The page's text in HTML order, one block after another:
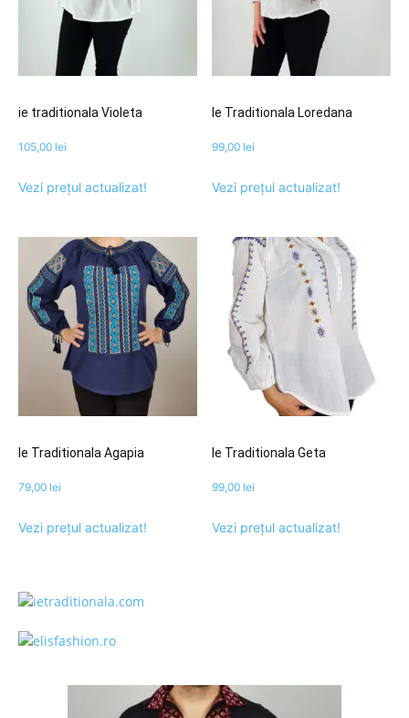
ie traditionala Violeta
105,00 lei
Vezi prețul actualizat!
Ie Traditionala Loredana
99,00 lei
Vezi prețul actualizat!
Ie Traditionala Agapia
79,00 lei
Vezi prețul actualizat!
Ie Traditionala Geta
99,00 lei
Vezi prețul actualizat!